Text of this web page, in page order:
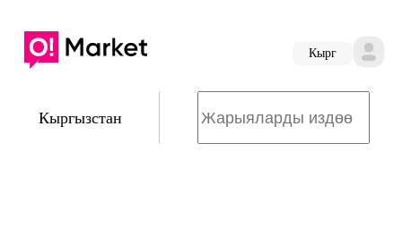
Кырг
Кыргызстан